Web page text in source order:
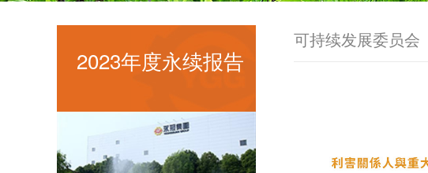
2023年度永续报告
可持续发展委员会